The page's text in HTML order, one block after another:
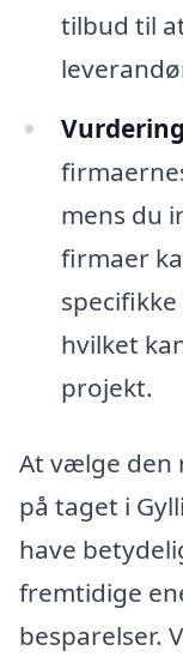
tilbud til
mens du
firmaer
hvilket
projekt.
At vælge den
på taget i
have
fremtidige
besparelser.